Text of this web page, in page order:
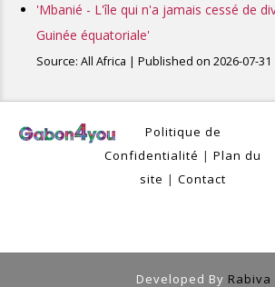
'Mbanié - L'île qui n'a jamais cessé de
Guinée équatoriale'
Source: All Africa Published on 2026-07-31
Politique de
Confidentialité | Plan du
site | Contact
Developed By Rabiva